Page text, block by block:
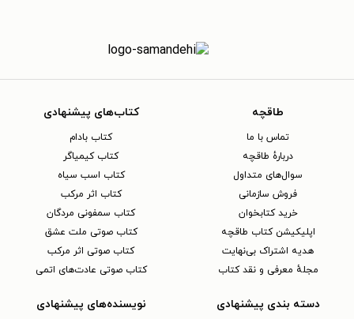
طاقچه
تماس با ما
دربارهٔ طاقچه
سوال‌های متداول
فروش سازمانی
خرید کتابخوان
اپلیکیشن کتاب طاقچه
هدیه اشتراک بی‌نهایت
مجلهٔ معرفی و نقد کتاب
کتاب‌های پیشنهادی
کتاب بادام
کتاب کیمیاگر
کتاب اسب سیاه
کتاب اثر مرکب
کتاب سمفونی مردگان
کتاب صوتی ملت عشق
کتاب صوتی اثر مرکب
کتاب صوتی عادت‌های اتمی
دسته بندی پیشنهادی نویسنده‌های پیشنهادی